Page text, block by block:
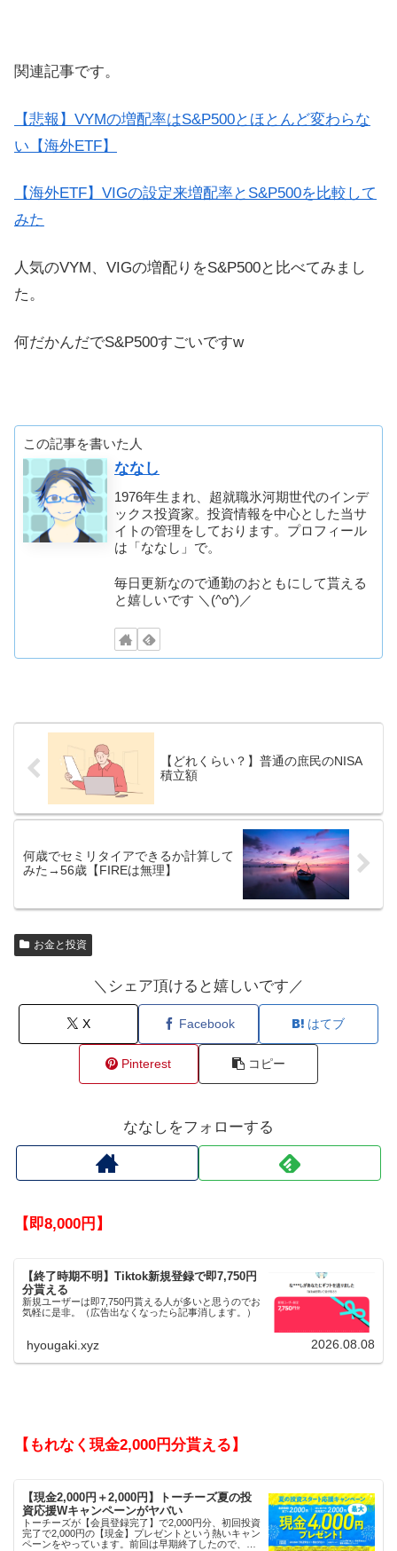
関連記事です。
【悲報】VYMの増配率はS&P500とほとんど変わらな
い【海外ETF】
【海外ETF】VIGの設定来増配率とS&P500を比較して
みた
人気のVYM、VIGの増配りをS&P500と比べてみまし
た。
何だかんだでS&P500すごいですw
この記事を書いた人
ななし
1976年生まれ、超就職氷河期世代のインデ
ックス投資家。投資情報を中心とした当サ
イトの管理をしております。プロフィール
は「ななし」で。
毎日更新なので通勤のおともにして貰える
と嬉しいです ＼(^o^)／
【どれくらい？】普通の庶民のNISA
積立額
何歳でセミリタイアできるか計算して
みた→56歳【FIREは無理】
お金と投資
＼シェア頂けると嬉しいです／
X Facebook はてブ
Pinterest コピー
ななしをフォローする
【即8,000円】
【終了時期不明】Tiktok新規登録で即7,750円
分貰える
新規ユーザーは即7,750円貰える人が多いと思うのでお
気軽に是非。（広告出なくなったら記事消します。）
hyougaki.xyz 2026.08.08
【もれなく現金2,000円分貰える】
【現金2,000円＋2,000円】トーチーズ夏の投
資応援Wキャンペーンがヤバい
トーチーズが【会員登録完了】で2,000円分、初回投資
完了で2,000円の【現金】プレゼントという熱いキャン
ペーンをやっています。前回は早期終了したので、使